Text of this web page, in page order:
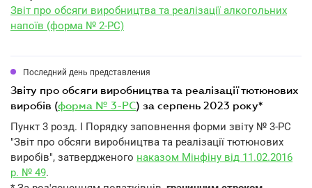
Звіт про обсяги виробництва та реалізації алкогольних
напоїв (форма № 2-РС)
Последний день представления
звіту про обсяги виробництва та реалізації тютюнових
виробів (форма № 3-РС) за серпень 2023 року*
Пункт 3 розд. I Порядку заповнення форми звіту № 3-РС
"Звіт про обсяги виробництва та реалізації тютюнових
виробів", затвердженого наказом Мінфіну від 11.02.2016
р. № 49.